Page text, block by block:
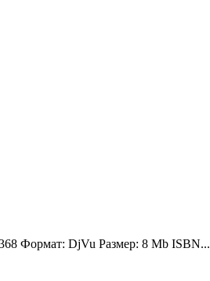
Формат: DjVu Размер: 8 Mb ISBN...